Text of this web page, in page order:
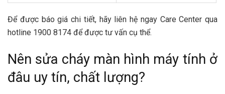
Để được báo giá chi tiết, hãy liên hệ ngay Care Center qua
hotline 1900 8174 để được tư vấn cụ thể.
Nên sửa cháy màn hình máy tính ở
đâu uy tín, chất lượng?